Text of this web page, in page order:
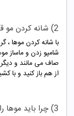
2) شانه کردن مو قبل از شستشو چه فایده ای دارد ؟
با شانه کردن موها
شامپو زدن و ماساز
صاف می مانند و
از هم باز کنید و با
3) چرا باید موها را با آب ولرم بشوئیم ؟